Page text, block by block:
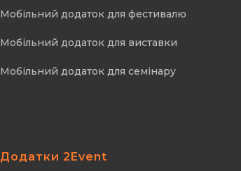
Мобільний додаток для фестивалю
Мобільний додаток для виставки
Мобільний додаток для семінару
Додатки 2Event